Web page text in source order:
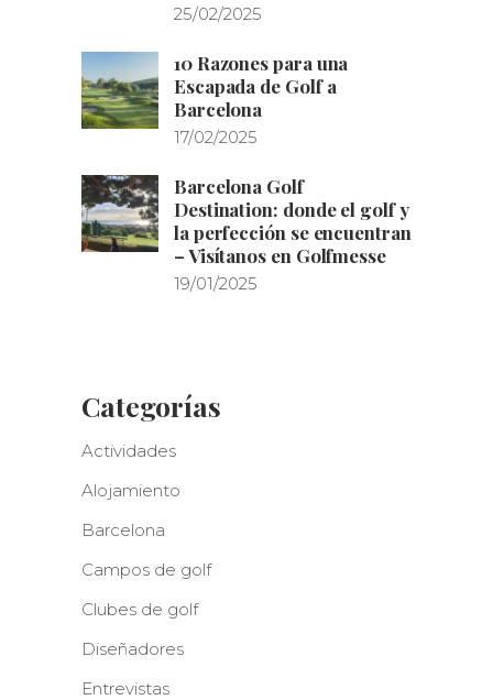
25/02/2025
10 Razones para una
Escapada de Golf a
Barcelona
17/02/2025
Barcelona Golf
Destination: donde el golf y
la perfección se encuentran
– Visítanos en Golfmesse
19/01/2025
Categorías
Actividades
Alojamiento
Barcelona
Campos de golf
Clubes de golf
Diseñadores
Entrevistas